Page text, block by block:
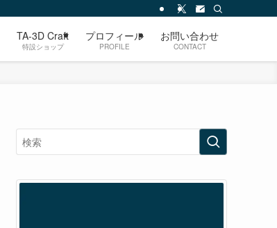
TA-3D Craft
特設ショップ
プロフィール
PROFILE
お問い合わせ
CONTACT